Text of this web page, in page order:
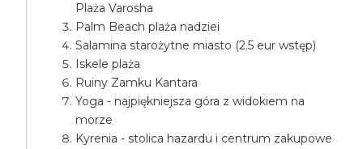
Plaża Varosha
Palm Beach plaża nadziei
Salamina starożytne miasto (2.5 eur wstęp)
Iskele plaża
Ruiny Zamku Kantara
Yoga - najpiękniejsza góra z widokiem na
morze
Kyrenia - stolica hazardu i centrum zakupowe